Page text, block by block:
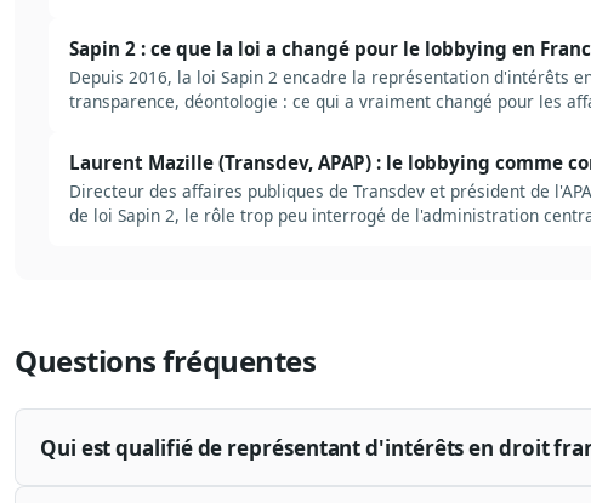
Sapin 2 : ce que la loi a changé pour le lobbying en
Depuis 2016, la loi Sapin 2 encadre la représentation d'intérêts en
transparence, déontologie : ce qui a vraiment changé pour les
Laurent Mazille (Transdev, APAP) : le lobbying comme
Directeur des affaires publiques de Transdev et président de
de loi Sapin 2, le rôle trop peu interrogé de l'administration
Questions fréquentes
Qui est qualifié de représentant d'intérêts en droit